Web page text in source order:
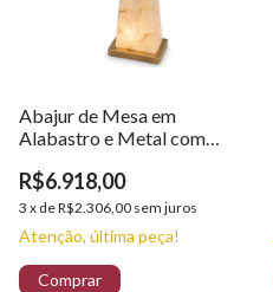
Abajur de Mesa em
Alabastro e Metal com
R$6.918,00
3 x deR$2.306,00 sem juros
Atenção, última peça!